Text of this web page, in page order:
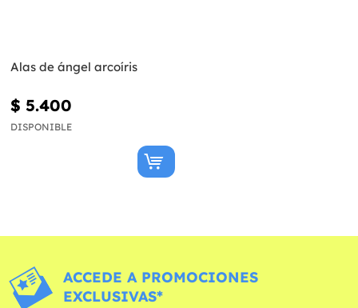
Alas de ángel arcoíris
$ 5.400
DISPONIBLE
ACCEDE A PROMOCIONES
EXCLUSIVAS*